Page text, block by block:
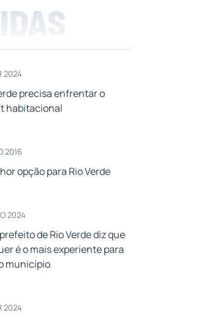
2024
precisa enfrentar o
habitacional
2016
opção para Rio Verde
2024
de Rio Verde diz que
é o mais experiente para
município
2024